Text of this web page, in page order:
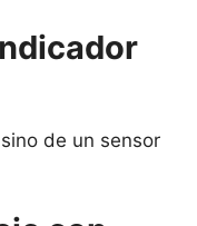
de un sensor